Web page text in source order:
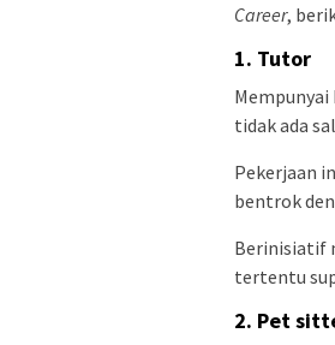
Career,
1. Tutor
tidak ada
Pekerjaan
bentrok
Berinisiatif
tertentu
2. Pet